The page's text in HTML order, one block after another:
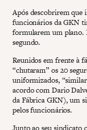
Após descobrirem que
funcionários da GKN
formularem um plano.
segundo.
Reunidos em frente à
“chutaram” os 20
uniformizados,
acordo com Dario
da Fábrica GKN), um
pelos funcionários.
Junto ao seu sindicato